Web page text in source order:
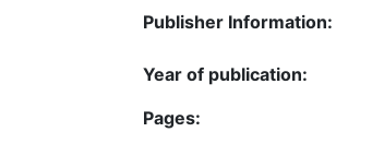
Publisher Information:
Year of publication:
Pages: